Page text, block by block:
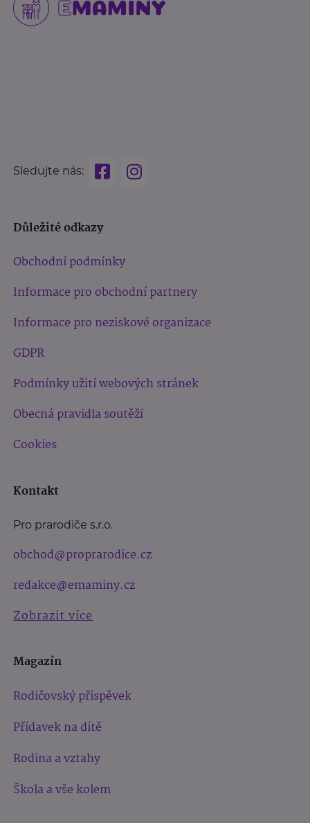
Sledujte nás:
Důležité odkazy
Obchodní podmínky
Informace pro obchodní partnery
Informace pro neziskové organizace
GDPR
Podmínky užití webových stránek
Obecná pravidla soutěží
Cookies
Kontakt
Pro prarodiče s.r.o.
obchod@proprarodice.cz
redakce@emaminy.cz
Zobrazit více
Magazín
Rodičovský příspěvek
Přídavek na dítě
Rodina a vztahy
Škola a vše kolem